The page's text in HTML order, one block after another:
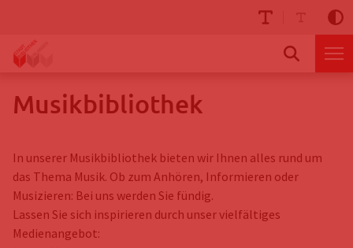
Musikbibliothek
In unserer Musikbibliothek bieten wir Ihnen alles rund um
das Thema Musik. Ob zum Anhören, Informieren oder
Musizieren: Bei uns werden Sie fündig.
Lassen Sie sich inspirieren durch unser vielfältiges
Medienangebot: